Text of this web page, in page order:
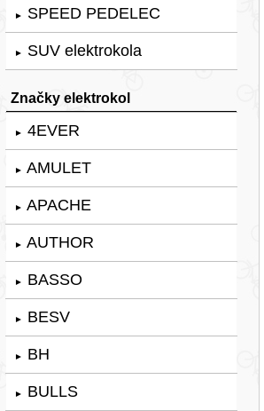
► SPEED PEDELEC
► SUV elektrokola
Značky elektrokol
► 4EVER
► AMULET
► APACHE
► AUTHOR
► BASSO
► BESV
► BH
► BULLS